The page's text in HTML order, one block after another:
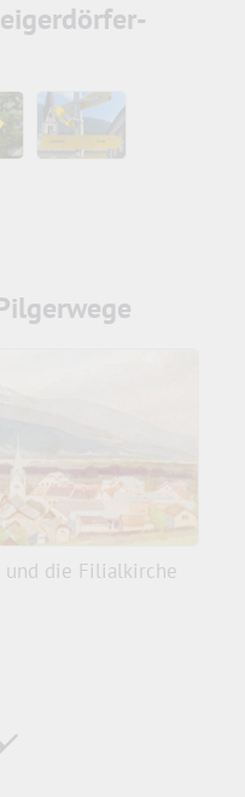
und die Filialkirche